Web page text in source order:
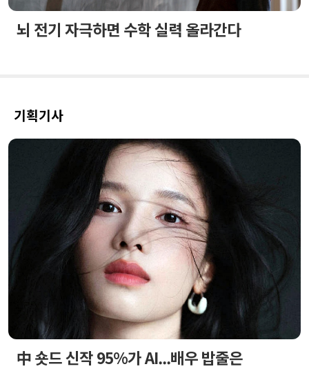
뇌 전기 자극하면 수학 실력 올라간다
기획기사
中 숏드 신작 95%가 AI...배우 밥줄은